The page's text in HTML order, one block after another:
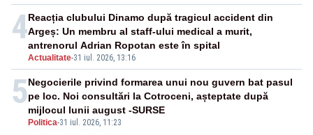
4
Actualitate-31 iul. 2026, 13:16
Reacția clubului Dinamo după tragicul accident din
Argeș: Un membru al staff-ului medical a murit,
antrenorul Adrian Ropotan este în spital
5
Politica-31 iul. 2026, 11:23
Negocierile privind formarea unui nou guvern bat pasul
pe loc. Noi consultări la Cotroceni, așteptate după
mijlocul lunii august -SURSE